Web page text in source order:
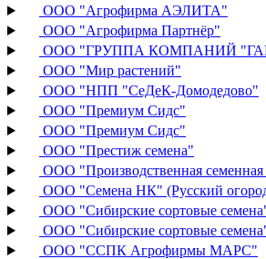
ООО "Агрофирма АЭЛИТА"
ООО "Агрофирма Партнёр"
ООО "ГРУППА КОМПАНИЙ
ООО "Мир растений"
ООО "НПП "СеДеК-Домодедово"
ООО "Премиум Сидс"
ООО "Премиум Сидс"
ООО "Престиж семена"
ООО "Производственная
ООО "Семена НК" (Русский
ООО "Сибирские сортовые
ООО "Сибирские сортовые
ООО "ССПК Агрофирмы МАРС"